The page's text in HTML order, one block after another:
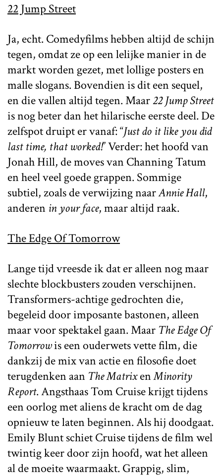
22 Jump Street
Ja, echt. Comedyfilms hebben altijd de schijn
tegen, omdat ze op een lelijke manier in de
markt worden gezet, met lollige posters en
malle slogans. Bovendien is dit een sequel,
en die vallen altijd tegen. Maar22 Jump Street
is nog beter dan het hilarische eerste deel. De
zelfspot druipt er vanaf: “Just do it like you did
last time, that worked!” Verder: het hoofd van
Jonah Hill, de moves van Channing Tatum
en heel veel goede grappen. Sommige
subtiel, zoals de verwijzing naarAnnie Hall,
anderen in your face, maar altijd raak.
The Edge Of Tomorrow
Lange tijd vreesde ik dat er alleen nog maar
slechte blockbusters zouden verschijnen.
Transformers-achtige gedrochten die,
begeleid door imposante bastonen, alleen
maar voor spektakel gaan. Maar The Edge Of
Tomorrowis een ouderwets vette film, die
dankzij de mix van actie en filosofie doet
terugdenken aan The MatrixenMinority
Report. Angsthaas Tom Cruise krijgt tijdens
een oorlog met aliens de kracht om de dag
opnieuw te laten beginnen. Als hij doodgaat.
Emily Blunt schiet Cruise tijdens de film wel
twintig keer door zijn hoofd, wat het alleen
al de moeite waarmaakt. Grappig, slim,